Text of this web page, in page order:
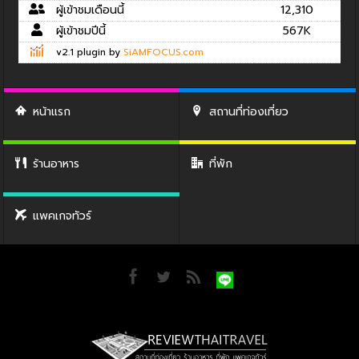
ผู้เข้าชมเดือนนี้
12,310
ผู้เข้าชมปีนี้
567K
v2.1 plugin by SiAMFOCUS.com
หน้าแรก สถานที่ท่องเที่ยว
ร้านอาหาร ที่พัก
แพคเกจทัวร์